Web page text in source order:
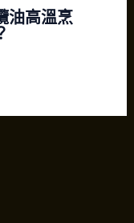
油高溫烹